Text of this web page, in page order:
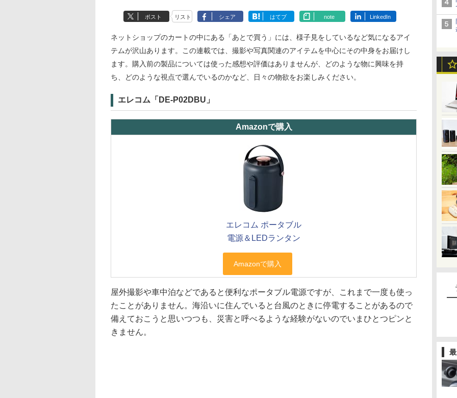
ポスト リスト シェア はてブ note LinkedIn
ネットショップのカートの中にある「あとで買う」には、様子見をしているなど気になるアイ
テムが沢山あります。この連載では、撮影や写真関連のアイテムを中心にその中身をお届けし
ます。購入前の製品については使った感想や評価はありませんが、どのような物に興味を持
ち、どのような視点で選んでいるのかなど、日々の物欲をお楽しみください。
エレコム「DE-P02DBU」
Amazonで購入
エレコム ポータブル
電源＆LEDランタン
屋外撮影や車中泊などであると便利なポータブル電源ですが、これまで一度も使っ
たことがありません。海沿いに住んでいると台風のときに停電することがあるので
備えておこうと思いつつも、災害と呼べるような経験がないのでいまひとつピンと
きません。